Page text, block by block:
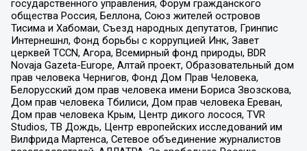
государственного управления, Форум гражданского
общества Россия, Беллона, Союз жителей островов
Тисима и Хабомаи, Съезд народных депутатов, Гринпис
Интернешнл, Фонд борьбы с коррупцией Инк, Завет
церквей TCCN, Агора, Всемирный фонд природы, BDR
Novaja Gazeta-Europe, Алтай проект, Образовательный дом
прав человека Чернигов, Фонд Дом Прав Человека,
Белорусский дом прав человека имени Бориса Звозскова,
Дом прав человека Тбилиси, Дом прав человека Ереван,
Дом прав человека Крым, Центр дикого лосося, TVR
Studios, ТВ Дождь, Центр европейских исследований им
Вилфрида Мартенса, Сетевое объединение журналистов